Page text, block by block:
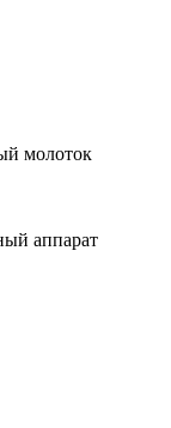
молоток
аппарат